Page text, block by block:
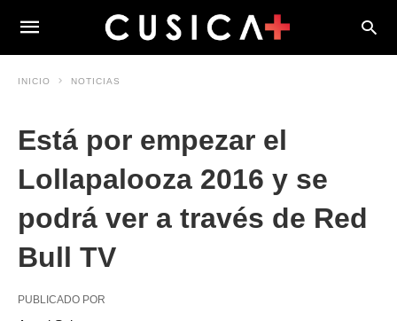
INICIO NOTICIAS
Está por empezar el
Lollapalooza 2016 y se
podrá ver a través de Red
Bull TV
PUBLICADO POR